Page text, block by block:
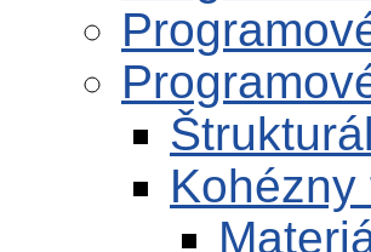
Kohézny